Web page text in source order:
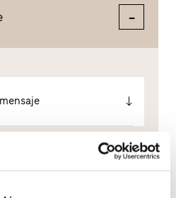
atender su solicitud de la